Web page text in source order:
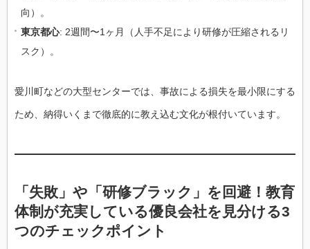
向）。
東京都心: 2週間〜1ヶ月（人手不足により研修が圧縮されるリ
スク）。
愛川町などの大型センターでは、事故による損失を最小限にする
ため、納得いくまで徹底的に教え込む文化が根付いています。
「失敗」や「研修ブラック」を回避！教育
体制が充実している優良会社を見分ける3
つのチェックポイント